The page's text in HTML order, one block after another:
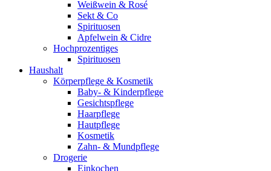
Weißwein & Rosé
Sekt & Co
Spirituosen
Apfelwein & Cidre
Hochprozentiges
Spirituosen
Haushalt
Körperpflege & Kosmetik
Baby- & Kinderpflege
Gesichtspflege
Haarpflege
Hautpflege
Kosmetik
Zahn- & Mundpflege
Drogerie
Einkochen